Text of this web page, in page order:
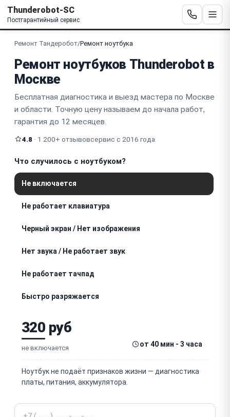
Thunderobot-SC
Постгарантийный сервис
Ремонт Тандеробот/Ремонт ноутбука
Ремонт ноутбуков Thunderobot в
Москве
Бесплатная диагностика и выезд мастера по Москве
и области. Точную цену называем до начала работ,
гарантия до 12 месяцев.
4.8 · 1 200+ отзывовсервис с 2016 года
Что случилось с ноутбуком?
Не включается
Не работает клавиатура
Черный экран / Нет изображения
Нет звука / Не работает звук
Не работает тачпад
Быстро разряжается
Греется
Не работает интернет
320 руб
не включается от 40 мин - 3 часа
Ноутбук не подаёт признаков жизни — диагностика
платы, питания, аккумулятора.
Телефон